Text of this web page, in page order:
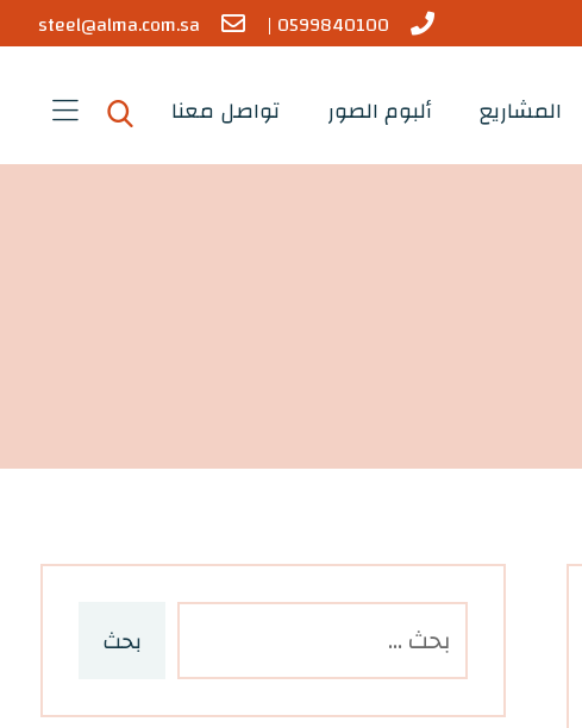
steel@alma.com.sa 0599840100 |
المشاريع ألبوم الصور تواصل معنا
بحث